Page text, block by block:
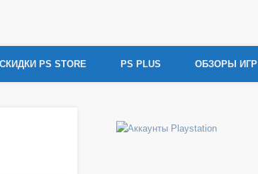
СКИДКИ PS STORE PS PLUS ОБЗОРЫ ИГР